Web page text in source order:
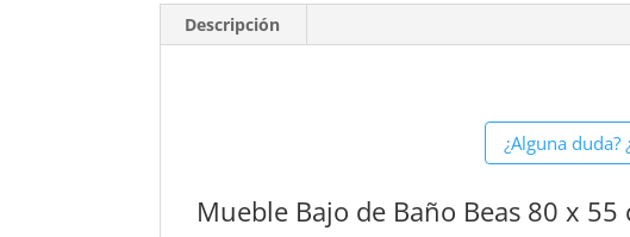
Descripción
¿Alguna duda?
Mueble Bajo de Baño Beas 80 x 55